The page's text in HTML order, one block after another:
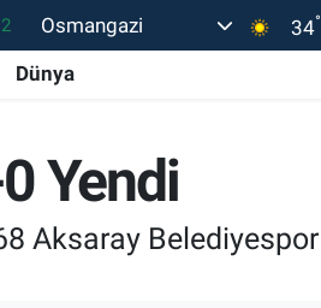
Osmangazi 34°
Dünya
Yendi
Aksaray Belediyespor